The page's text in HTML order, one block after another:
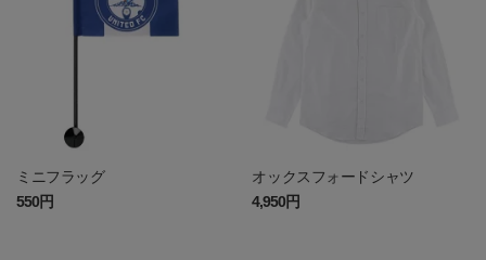
ミニフラッグ
550円
オックスフォードシャツ
4,950円